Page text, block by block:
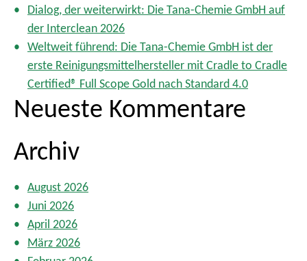
e
i
u
n
d
e
B
e
i
t
Dialog, der weiterwirkt: Die Tana-Chemie GmbH auf
der Interclean 2026
Weltweit führend: Die Tana-Chemie GmbH ist der
erste Reinigungsmittelhersteller mit Cradle to Cradle
Certified® Full Scope Gold nach Standard 4.0
Neueste Kommentare
Archiv
August 2026
Juni 2026
April 2026
März 2026